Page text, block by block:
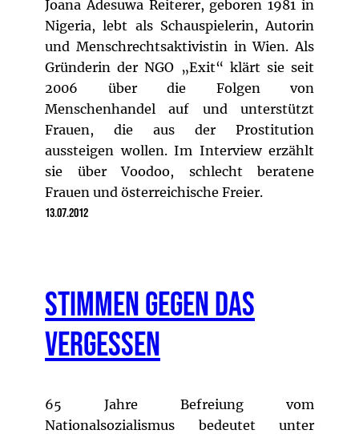
Joana Adesuwa Reiterer, geboren 1981 in
Nigeria, lebt als Schauspielerin, Autorin
und Menschrechtsaktivistin in Wien. Als
Gründerin der NGO „Exit“ klärt sie seit
2006 über die Folgen von
Menschenhandel auf und unterstützt
Frauen, die aus der Prostitution
aussteigen wollen. Im Interview erzählt
sie über Voodoo, schlecht beratene
Frauen und österreichische Freier.
13.07.2012
Stimmen gegen das
Vergessen
65 Jahre Befreiung vom
Nationalsozialismus bedeutet unter